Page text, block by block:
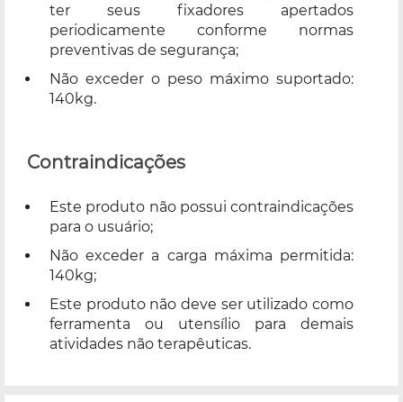
ter seus fixadores apertados
periodicamente conforme normas
preventivas de segurança;
Não exceder o peso máximo suportado:
140kg.
Contraindicações
Este produto não possui contraindicações
para o usuário;
Não exceder a carga máxima permitida:
140kg;
Este produto não deve ser utilizado como
ferramenta ou utensílio para demais
atividades não terapêuticas.